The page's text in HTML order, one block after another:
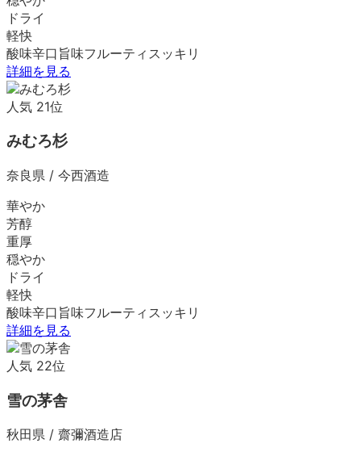
ドライ
軽快
酸味辛口 旨味フルーティ スッキリ
詳細を見る
人気 21位
みむろ杉
奈良県 / 今西酒造
華やか
芳醇
重厚
穏やか
ドライ
軽快
酸味辛口 旨味フルーティ スッキリ
詳細を見る
人気 22位
雪の茅舎
秋田県 / 齋彌酒造店